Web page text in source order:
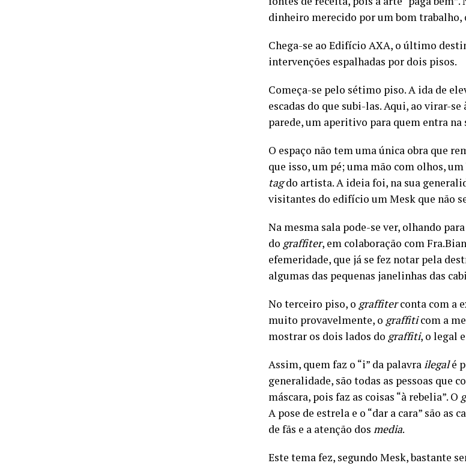
dinheiro merecido por um bom trabalho,
Chega-se ao Edifício AXA, o último
intervenções espalhadas por dois pisos.
Começa-se pelo sétimo piso. A ida de
escadas do que subi-las. Aqui, ao virar-
parede, um aperitivo para quem entra na
O espaço não tem uma única obra que
que isso, um pé; uma mão com olhos,
tagdo artista. A ideia foi, na sua
visitantes do edifício um Mesk que não
Na mesma sala pode-se ver, olhando
do graffiter, em colaboração com
efemeridade, que já se fez notar pela
algumas das pequenas janelinhas das
No terceiro piso, o graffiterconta com a
muito provavelmente, o graffiticom a
mostrar os dois lados do graffiti, o legal
Assim, quem faz o “i” da palavrailegalé
generalidade, são todas as pessoas que
máscara, pois faz as coisas “à rebelia”. O
A pose de estrela e o “dar a cara” são
de fãs e a atenção dos media.
Este tema fez, segundo Mesk, bastante